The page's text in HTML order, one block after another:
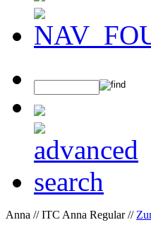
Anna // ITC Anna Regular //